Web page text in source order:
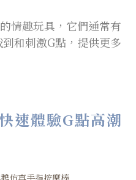
情趣玩具，它們通常有
和刺激G點，提供更多
速體驗G點高潮